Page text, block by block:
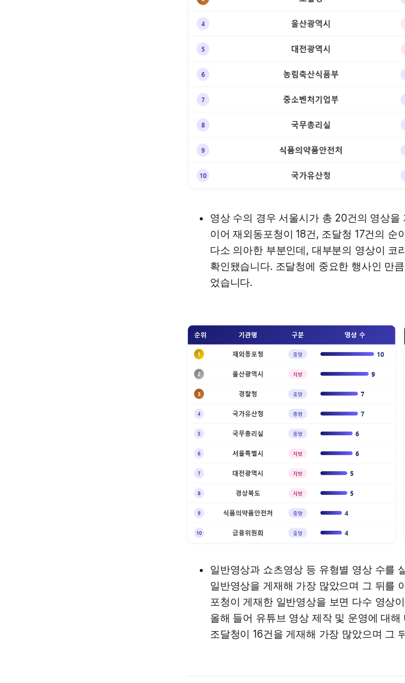
영상 수의 경우 서울시가 총 20건의 영상
이어 재외동포청이 18건, 조달청 17건의 순
다소 의아한 부분인데, 대부분의 영상이 코
확인됐습니다. 조달청에 중요한 행사인 만
었습니다.
일반영상과 쇼츠영상 등 유형별 영상 수를
일반영상을 게재해 가장 많았으며 그 뒤를
포청이 게재한 일반영상을 보면 다수 영상
올해 들어 유튜브 영상 제작 및 운영에 대
조달청이 16건을 게재해 가장 많았으며 그